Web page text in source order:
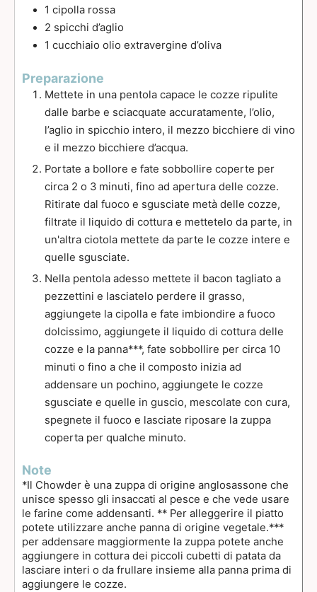
1 cipolla rossa
2 spicchi d’aglio
1 cucchiaio olio extravergine d’oliva
Preparazione
Mettete in una pentola capace le cozze ripulite
dalle barbe e sciacquate accuratamente, l’olio,
l’aglio in spicchio intero, il mezzo bicchiere di vino
e il mezzo bicchiere d’acqua.
Portate a bollore e fate sobbollire coperte per
circa 2 o 3 minuti, fino ad apertura delle cozze.
Ritirate dal fuoco e sgusciate metà delle cozze,
filtrate il liquido di cottura e mettetelo da parte, in
un'altra ciotola mettete da parte le cozze intere e
quelle sgusciate.
Nella pentola adesso mettete il bacon tagliato a
pezzettini e lasciatelo perdere il grasso,
aggiungete la cipolla e fate imbiondire a fuoco
dolcissimo, aggiungete il liquido di cottura delle
cozze e la panna***, fate sobbollire per circa 10
minuti o fino a che il composto inizia ad
addensare un pochino, aggiungete le cozze
sgusciate e quelle in guscio, mescolate con cura,
spegnete il fuoco e lasciate riposare la zuppa
coperta per qualche minuto.
Note
*Il Chowder è una zuppa di origine anglosassone che
unisce spesso gli insaccati al pesce e che vede usare
le farine come addensanti. ** Per alleggerire il piatto
potete utilizzare anche panna di origine vegetale.***
per addensare maggiormente la zuppa potete anche
aggiungere in cottura dei piccoli cubetti di patata da
lasciare interi o da frullare insieme alla panna prima di
aggiungere le cozze.